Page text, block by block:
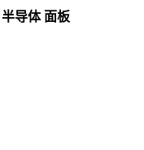
导体 面板